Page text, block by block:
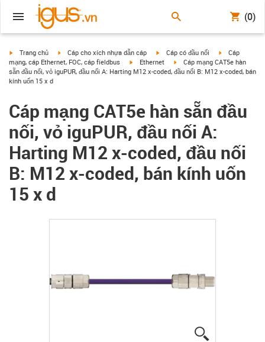
(0)
igus-icon-arrow-right
Trang chủ igus-icon-arrow-right
Cáp cho xích nhựa dẫn cáp igus-icon-arrow-right
Cáp có đầu nối igus-icon-
Cáp
mạng, cáp Ethernet, FOC, cáp fieldbus
igus-icon-arrow-right
Ethernet igus-icon-arrow-right
Cáp mạng CAT5e hàn
sẵn đầu nối, vỏ iguPUR, đầu nối A: Harting M12 x-coded, đầu nối B: M12 x-coded, bán
kính uốn 15 x d
Cáp mạng CAT5e hàn sẵn đầu
nối, vỏ iguPUR, đầu nối A:
Harting M12 x-coded, đầu nối
B: M12 x-coded, bán kính uốn
15 x d